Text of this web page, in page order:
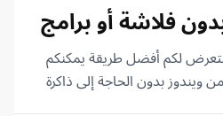
أداء ويندوز.
فلاشة أو برامج
لكم أفضل طريقة يمكنكم
ويندوز بدون الحاجة إلى ذاكرة